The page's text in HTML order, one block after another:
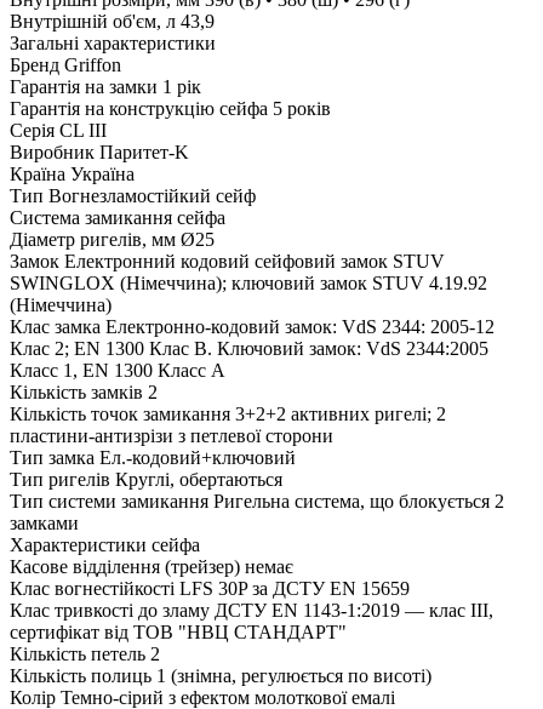
Внутрішній об'єм, л 43,9
Загальні характеристики
Бренд Griffon
Гарантія на замки 1 рік
Гарантія на конструкцію сейфа 5 років
Серія CL III
Виробник Паритет-K
Країна Україна
Тип Вогнезламостійкий сейф
Система замикання сейфа
Діаметр ригелів, мм Ø25
Замок Електронний кодовий сейфовий замок STUV
SWINGLOX (Німеччина); ключовий замок STUV 4.19.92
(Німеччина)
Клас замка Електронно-кодовий замок: VdS 2344: 2005-12
Клас 2; EN 1300 Клас B. Ключовий замок: VdS 2344:2005
Класс 1, EN 1300 Класс А
Кількість замків 2
Кількість точок замикання 3+2+2 активних ригелі; 2
пластини-антизрізи з петлевої сторони
Тип замка Ел.-кодовий+ключовий
Тип ригелів Круглі, обертаються
Тип системи замикання Ригельна система, що блокується 2
замками
Характеристики сейфа
Касове відділення (трейзер) немає
Клас вогнестійкості LFS 30P за ДСТУ EN 15659
Клас тривкості до зламу ДСТУ EN 1143-1:2019 — клас III,
сертифікат від ТОВ "НВЦ СТАНДАРТ"
Кількість петель 2
Кількість полиць 1 (знімна, регулюється по висоті)
Колір Темно-сірий з ефектом молоткової емалі